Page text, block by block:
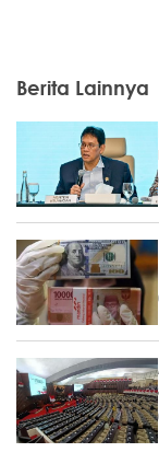
Berita Lainnya